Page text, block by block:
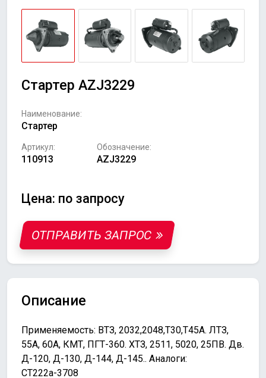
Стартер AZJ3229
Наименование:
Стартер
Артикул:
110913
Обозначение:
AZJ3229
Цена: по запросу
ОТПРАВИТЬ ЗАПРОС
Описание
Применяемость: ВТЗ, 2032,2048,Т30,Т45А. ЛТЗ,
55А, 60А, КМТ, ПГТ-360. ХТЗ, 2511, 5020, 25ПВ. Дв.
Д-120, Д-130, Д-144, Д-145.. Аналоги:
СТ222а-3708